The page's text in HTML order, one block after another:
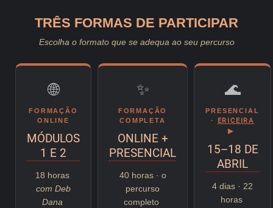
TRÊS FORMAS DE PARTICIPAR
Escolha o formato que se adequa ao seu percurso
🌐
FORMAÇÃO
ONLINE
MÓDULOS
1 E 2
18 horas
com Deb
Dana
✨
FORMAÇÃO
COMPLETA
ONLINE +
PRESENCIAL
40 horas · o
percurso
completo
🌊
PRESENCIAL
·
ERICEIRA
▶
15–18 DE
ABRIL
4 dias · 22
horas